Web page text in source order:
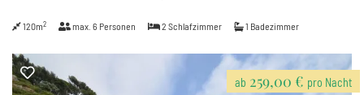
120m2 max. 6 Personen 2 Schlafzimmer 1 Badezimmer
ab 259,00 € pro Nacht